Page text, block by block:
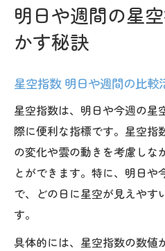
明日や週間の星
かす秘訣
星空指数 明日や週間の比較
星空指数は、明日や今週の星
際に便利な指標です。星空指
の変化や雲の動きを考慮しな
とができます。特に、明日や
で、どの日に星空が見えやす
す。
具体的には、星空指数の数値